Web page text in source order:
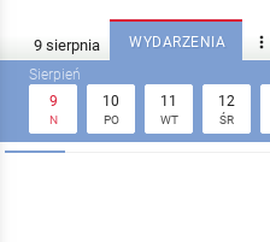
WYDARZENIA 
9
N
10
PO
11
WT
12
ŚR